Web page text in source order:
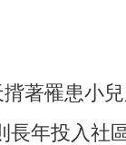
著罹患小
長年投入社